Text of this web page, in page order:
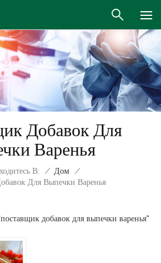
Добавок Для
Варенья
В: / Дом
/
Для Выпечки Варенья
добавок для выпечки варенья"